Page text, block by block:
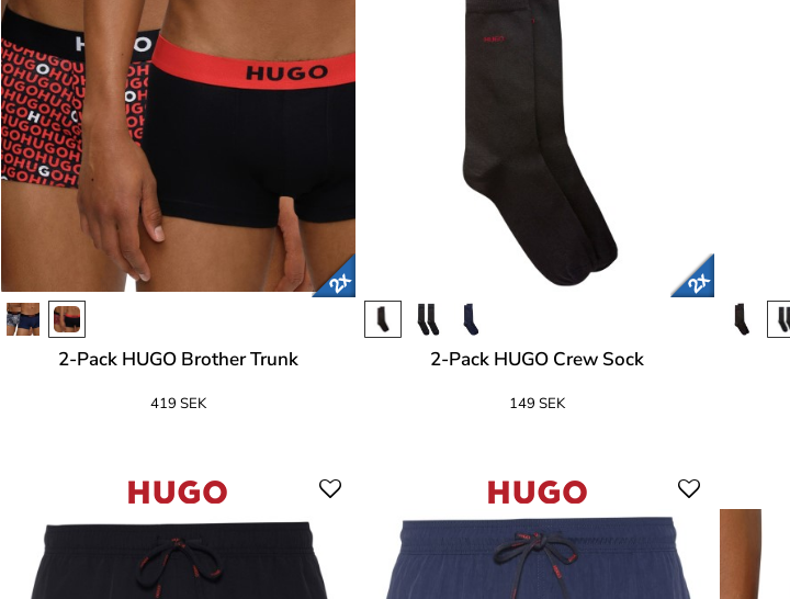
2-Pack HUGO Brother Trunk
419 SEK
2-Pack HUGO Crew Sock
149 SEK